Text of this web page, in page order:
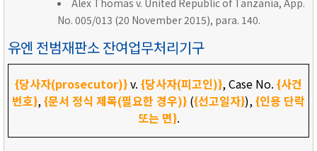
Alex Thomas v. United Republic of Tanzania, App.
No. 005/013 (20 November 2015), para. 140.
유엔 전범재판소 잔여업무처리기구
{당사자(prosecutor)}v. {당사자(피고인)}, Case No. {사건
번호},{문서 정식 제목(필요한 경우)} ({선고일자}),{인용 단락
또는 면}.